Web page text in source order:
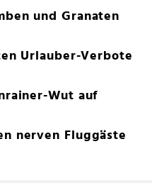
und Granaten
Urlauber-Verbote
Wut auf
nerven Fluggäste